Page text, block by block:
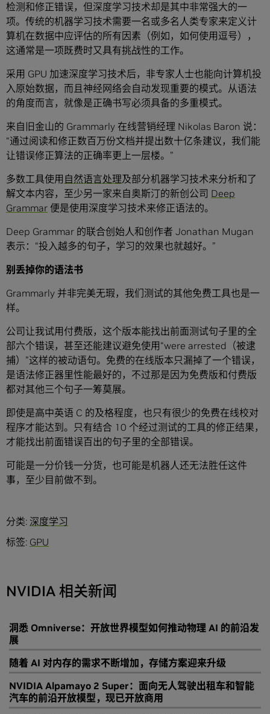
检测和修正错误，但深度学习技术却是其中非常强大的一
项。传统的机器学习技术需要一名或多名人类专家来定义计
算机在数据中应评估的所有因素（例如，如何使用逗号），
这通常是一项既费时又具有挑战性的工作。
采用 GPU 加速深度学习技术后，非专家人士也能向计算机投
入原始数据，而且神经网络会自动发现重要的模式。从语法
的角度而言，就像是正确书写必须具备的多重模式。
来自旧金山的 Grammarly 在线营销经理 Nikolas Baron 说：
“通过阅读和修正数百万份文档并提出数十亿条建议，我们能
让错误修正算法的正确率更上一层楼。”
多数工具使用 自然语言处理及部分机器学习技术来分析和了
解文本内容，至少另一家来自奥斯汀的新创公司 Deep
Grammar 便是使用深度学习技术来修正语法的。
Deep Grammar 的联合创始人和创作者 Jonathan Mugan
表示：“投入越多的句子，学习的效果也就越好。”
别丢掉你的语法书
Grammarly 并非完美无瑕，我们测试的其他免费工具也是一
样。
公司让我试用付费版，这个版本能找出前面测试句子里的全
部六个错误，甚至还能建议避免使用“were arrested（被逮
捕）”这样的被动语句。免费的在线版本只漏掉了一个错误，
是语法修正器里性能最好的，不过那是因为免费版和付费版
都对其他三个句子一筹莫展。
即使是高中英语 C 的及格程度，也只有很少的免费在线校对
程序才能达到。只有结合 10 个经过测试的工具的修正结果，
才能找出前面错误百出的句子里的全部错误。
可能是一分价钱一分货，也可能是机器人还无法胜任这件
事，至少目前做不到。
分类: 深度学习
标签: GPU
NVIDIA 相关新闻
洞悉 Omniverse：开放世界模型如何推动物理 AI 的前沿发
展
随着 AI 对内存的需求不断增加，存储方案迎来升级
NVIDIA Alpamayo 2 Super：面向无人驾驶出租车和智能
汽车的前沿开放模型，现已开放商用